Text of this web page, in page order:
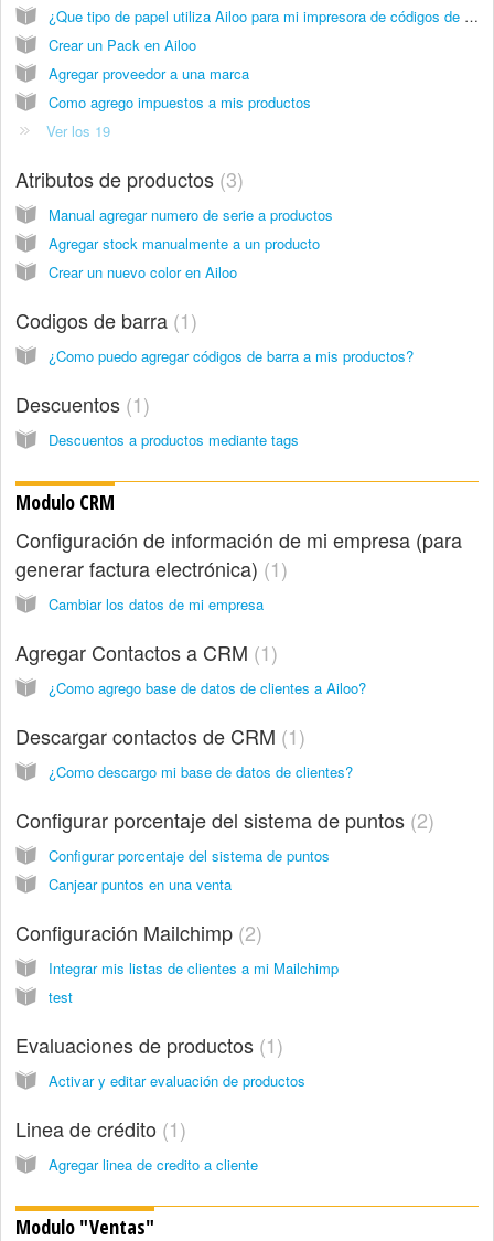
¿Que tipo de papel utiliza Ailoo para mi impresora de códigos de barra Zebra?
Crear un Pack en Ailoo
Agregar proveedor a una marca
Como agrego impuestos a mis productos
Ver los 19
Atributos de productos 3
Manual agregar numero de serie a productos
Agregar stock manualmente a un producto
Crear un nuevo color en Ailoo
Codigos de barra 1
¿Como puedo agregar códigos de barra a mis productos?
Descuentos 1
Descuentos a productos mediante tags
Modulo CRM
Configuración de información de mi empresa (para
generar factura electrónica) 1
Cambiar los datos de mi empresa
Agregar Contactos a CRM 1
¿Como agrego base de datos de clientes a Ailoo?
Descargar contactos de CRM 1
¿Como descargo mi base de datos de clientes?
Configurar porcentaje del sistema de puntos 2
Configurar porcentaje del sistema de puntos
Canjear puntos en una venta
Configuración Mailchimp 2
Integrar mis listas de clientes a mi Mailchimp
test
Evaluaciones de productos 1
Activar y editar evaluación de productos
Linea de crédito 1
Agregar linea de credito a cliente
Modulo "Ventas"